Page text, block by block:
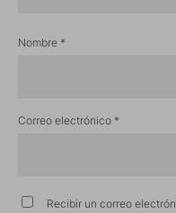
Nombre *
Correo electrónico *
Recibir un correo